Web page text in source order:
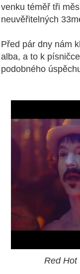
venku téměř tři
neuvěřitelných
Před pár dny nám
alba, a to k
podobného
Red Hot